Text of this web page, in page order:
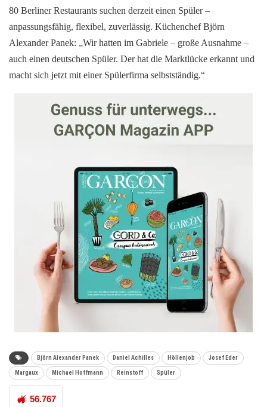
80 Berliner Restaurants suchen derzeit einen Spüler –
anpassungsfähig, flexibel, zuverlässig. Küchenchef Björn
Alexander Panek: „Wir hatten im Gabriele – große Ausnahme –
auch einen deutschen Spüler. Der hat die Marktlücke erkannt und
macht sich jetzt mit einer Spülerfirma selbstständig.“
Björn Alexander Panek Daniel Achilles Höllenjob Josef Eder
Margaux Michael Hoffmann Reinstoff Spüler
56.767